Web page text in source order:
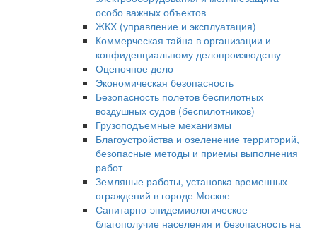
особо важных объектов
ЖКХ (управление и эксплуатация)
Коммерческая тайна в организации и
конфиденциальному делопроизводству
Оценочное дело
Экономическая безопасность
Безопасность полетов беспилотных
воздушных судов (беспилотников)
Грузоподъемные механизмы
Благоустройства и озеленение территорий,
безопасные методы и приемы выполнения
работ
Земляные работы, установка временных
ограждений в городе Москве
Санитарно-эпидемиологическое
благополучие населения и безопасность на